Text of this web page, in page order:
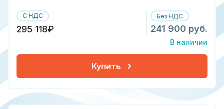
С НДС
295 118₽
Без НДС
241 900 руб.
В наличии
Купить